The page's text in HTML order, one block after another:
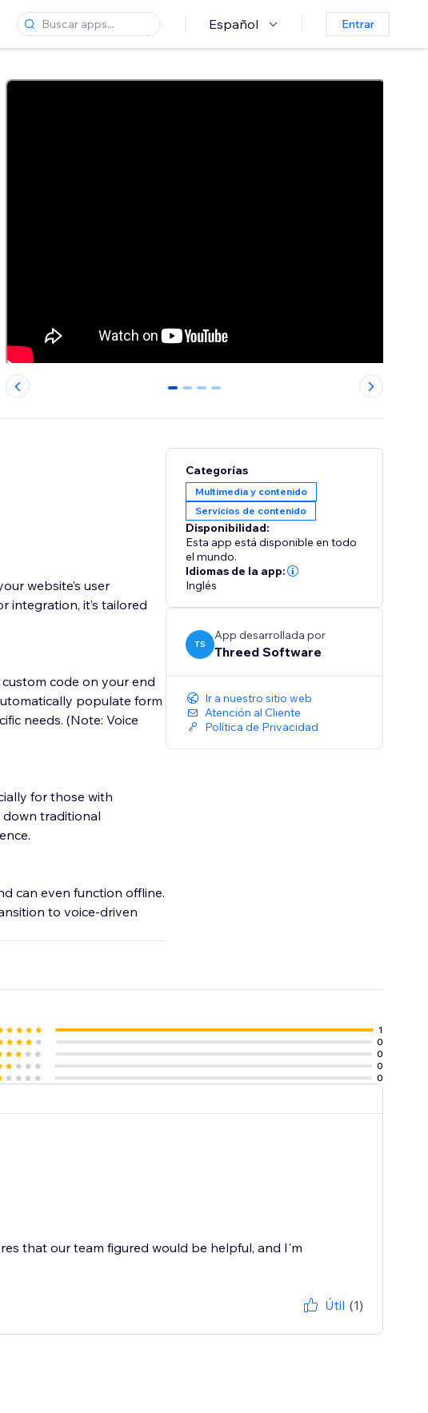
Español Entrar
0 1 2 3
website’s user
integration, it’s tailored
code on your end
populate form
needs. (Note: Voice
for those with
down traditional
can even function offline.
to voice-driven
Categorías
Multimedia y contenido
Servicios de contenido
Disponibilidad:
Esta app está disponible en todo
el mundo.
Idiomas de la app:
Inglés
TS
App desarrollada por
Threed Software
Ir a nuestro sitio web
Atención al Cliente
Política de Privacidad
1
0
0
0
0
that our team figured would be helpful, and I'm
Útil (1)